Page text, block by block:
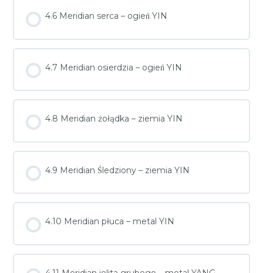
4.6 Meridian serca – ogień YIN
4.7 Meridian osierdzia – ogień YIN
4.8 Meridian żołądka – ziemia YIN
4.9 Meridian Śledziony – ziemia YIN
4.10 Meridian płuca – metal YIN